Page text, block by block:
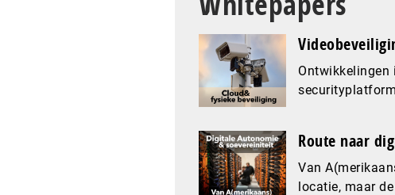
Ontwikkelingen
Route naar
Van
locatie, maar